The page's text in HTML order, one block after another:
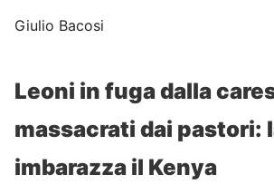
Giulio Bacosi
Leoni in fuga dalla
massacrati dai pastori:
imbarazza il Kenya